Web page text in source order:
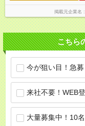
掲載元企業名
こちら
今が狙い目！急募
来社不要！WEB
大量募集中！10